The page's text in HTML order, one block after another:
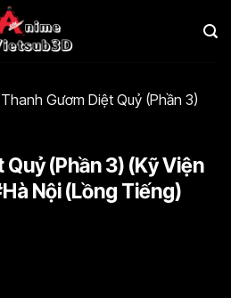
Thanh Gươm Diệt Quỷ (Phần 3)
(Phần 3) (Kỹ Viện
Nội (Lồng Tiếng)